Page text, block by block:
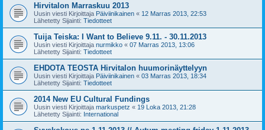
Hirvitalon Marraskuu 2013
Uusin viesti Kirjoittaja Päiviinikainen « 12 Marras 2013, 22:53
Lähetetty Sijainti: Tiedotteet
Tuija Teiska: I Want to Believe 9.11. - 30.11.2013
Uusin viesti Kirjoittaja nurmikko « 07 Marras 2013, 13:06
Lähetetty Sijainti: Tiedotteet
EHDOTA TEOSTA Hirvitalon huumorinäyttelyyn
Uusin viesti Kirjoittaja Päiviinikainen « 03 Marras 2013, 18:34
Lähetetty Sijainti: Tiedotteet
2014 New EU Cultural Fundings
Uusin viesti Kirjoittaja markuspetz « 19 Loka 2013, 21:28
Lähetetty Sijainti: International